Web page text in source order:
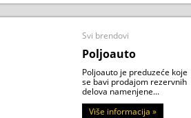
Svi brendovi
Poljoauto
Poljoauto je preduzeće koje
se bavi prodajom rezervnih
delova namenjene...
Više informacija »